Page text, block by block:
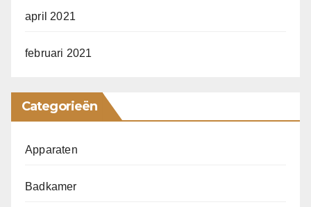
april 2021
februari 2021
Categorieën
Apparaten
Badkamer